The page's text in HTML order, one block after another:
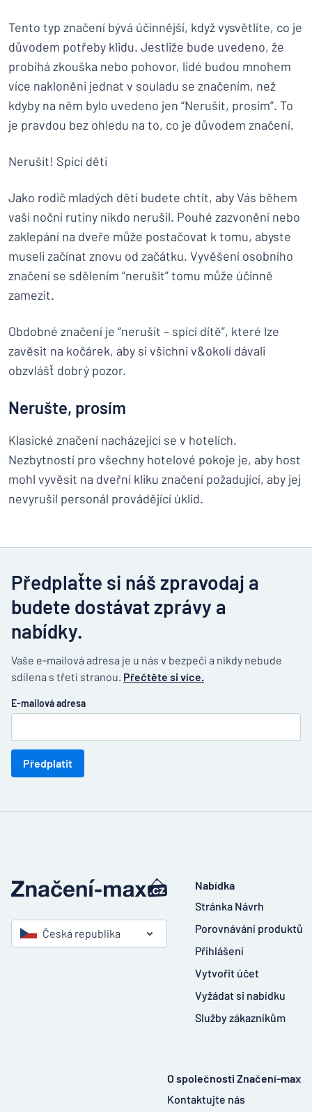
Tento typ značení bývá účinnější, když vysvětlíte, co je
důvodem potřeby klidu. Jestliže bude uvedeno, že
probíhá zkouška nebo pohovor, lidé budou mnohem
více nakloněni jednat v souladu se značením, než
kdyby na něm bylo uvedeno jen “Nerušit, prosím”. To
je pravdou bez ohledu na to, co je důvodem značení.
Nerušit! Spící děti
Jako rodič mladých dětí budete chtít, aby Vás během
vaší noční rutiny nikdo nerušil. Pouhé zazvonění nebo
zaklepání na dveře může postačovat k tomu, abyste
museli začínat znovu od začátku. Vyvěšení osobního
značení se sdělením “nerušit” tomu může účinně
zamezit.
Obdobné značení je “nerušit – spící dítě”, které lze
zavěsit na kočárek, aby si všichni v&okolí dávali
obzvlášť dobrý pozor.
Nerušte, prosím
Klasické značení nacházející se v hotelích.
Nezbytností pro všechny hotelové pokoje je, aby host
mohl vyvěsit na dveřní kliku značení požadující, aby jej
nevyrušil personál provádějící úklid.
Předplaťte si náš zpravodaj a
budete dostávat zprávy a
nabídky.
Vaše e-mailová adresa je u nás v bezpečí a nikdy nebude
sdílena s třetí stranou. Přečtěte si více.
E-mailová adresa
Předplatit
Česká republika
Nabídka
Stránka Návrh
Porovnávání produktů
Přihlášení
Vytvořit účet
Vyžádat si nabídku
Služby zákazníkům
O společnosti Značení-max
Kontaktujte nás